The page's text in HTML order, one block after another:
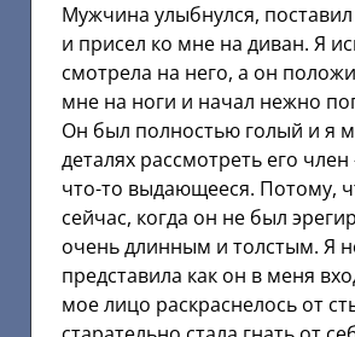
Мужчина улыбнулся,
и присел ко мне на диван. Я
смотрела на него, а он
мне на ноги и начал нежно
Он был полностью голый и я
деталях рассмотреть его
что-то выдающееся. Потому,
сейчас, когда он не был
очень длинным и толстым. Я
представила как он в меня
мое лицо раскраснелось от